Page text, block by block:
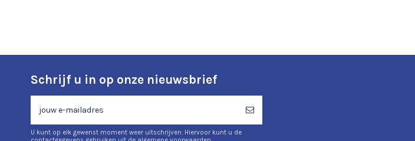
Schrijf u in op onze nieuwsbrief
U kunt op elk gewenst moment weer uitschrijven. Hiervoor kunt u de